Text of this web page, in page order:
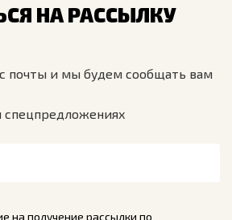
НА РАССЫЛКУ
почты и мы будем сообщать вам
спецпредложениях
на получение рассылки по